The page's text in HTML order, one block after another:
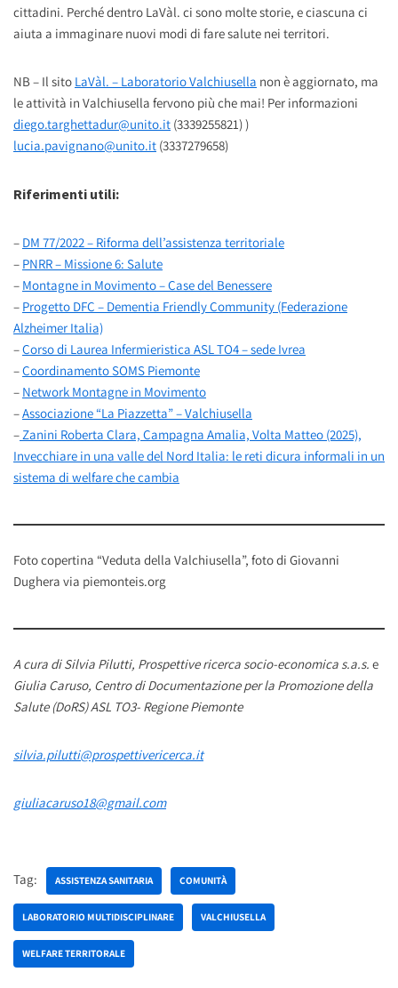
cittadini. Perché dentro LaVàl. ci sono molte storie, e ciascuna ci
aiuta a immaginare nuovi modi di fare salute nei territori.
NB – Il sito LaVàl. – Laboratorio Valchiusella non è aggiornato, ma
le attività in Valchiusella fervono più che mai! Per informazioni
diego.targhettadur@unito.it (3339255821) )
lucia.pavignano@unito.it (3337279658)
Riferimenti utili:
– DM 77/2022 – Riforma dell’assistenza territoriale
– PNRR – Missione 6: Salute
– Montagne in Movimento – Case del Benessere
– Progetto DFC – Dementia Friendly Community (Federazione
Alzheimer Italia)
–Corso di Laurea Infermieristica ASL TO4 – sede Ivrea
–Coordinamento SOMS Piemonte
– Network Montagne in Movimento
–Associazione “La Piazzetta” – Valchiusella
– Zanini Roberta Clara, Campagna Amalia, Volta Matteo (2025),
Invecchiare in una valle del Nord Italia: le reti dicura informali in un
sistema di welfare che cambia
Foto copertina “Veduta della Valchiusella”, foto di Giovanni
Dughera via piemonteis.org
A cura di Silvia Pilutti, Prospettive ricerca socio-economica s.a.s. e
Giulia Caruso, Centro di Documentazione per la Promozione della
Salute (DoRS) ASL TO3- Regione Piemonte
silvia.pilutti@prospettivericerca.it
giuliacaruso18@gmail.com
Tag: ASSISTENZA SANITARIA COMUNITÀ
LABORATORIO MULTIDISCIPLINARE VALCHIUSELLA
WELFARE TERRITORALE